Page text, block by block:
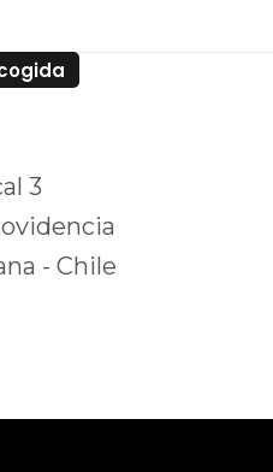
para diferentes
adaptándose a tus
de experimentar la
"12 Semanas de
puedes
3
- Chile